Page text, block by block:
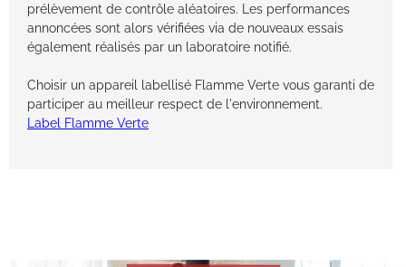
prélèvement de contrôle aléatoires. Les performances
annoncées sont alors vérifiées via de nouveaux essais
également réalisés par un laboratoire notifié.
Choisir un appareil labellisé Flamme Verte vous garanti de
participer au meilleur respect de l'environnement.
Label Flamme Verte